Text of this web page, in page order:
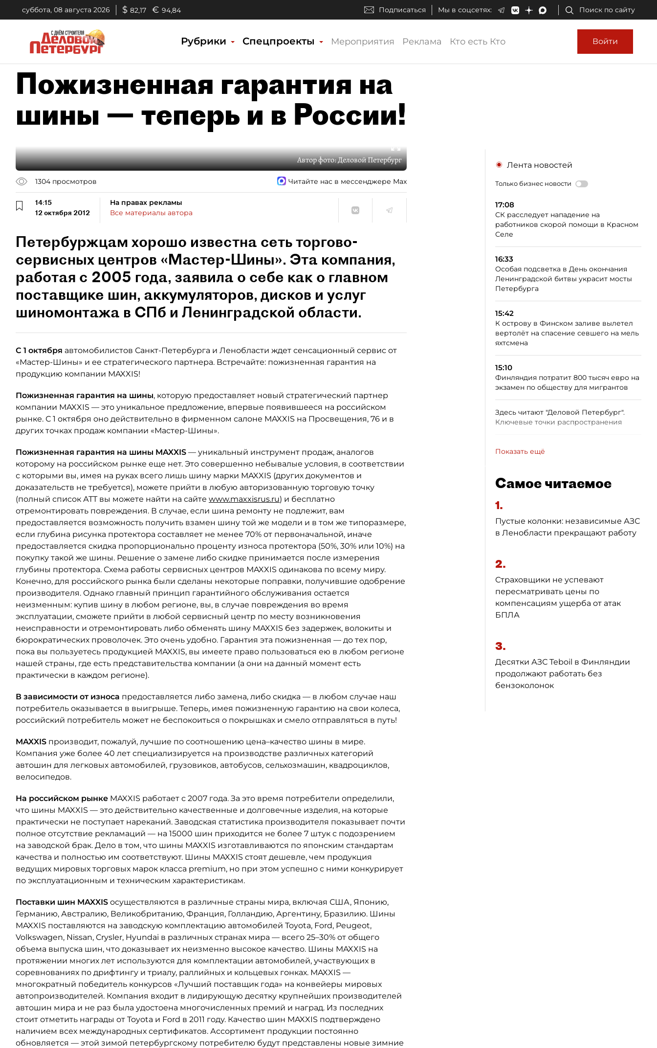
суббота, 08 августа 2026 $ 82,17 € 94,84 Подписаться Мы в соцсетях: Поиск по сайту
Рубрики Спецпроекты Мероприятия Реклама Кто есть Кто Войти
Пожизненная гарантия на
шины — теперь и в России!
Автор фото:Деловой Петербург
1304 просмотров Читайте нас в мессенджере Max
14:15
12 октября 2012
На правах рекламы
Все материалы автора
Петербуржцам хорошо известна сеть торгово-
сервисных центров «Мастер-Шины». Эта компания,
работая с 2005 года, заявила о себе как о главном
поставщике шин, аккумуляторов, дисков и услуг
шиномонтажа в СПб и Ленинградской области.
С 1 октября автомобилистов Санкт-Петербурга и Ленобласти ждет сенсационный сервис от
«Мастер-Шины» и ее стратегического партнера. Встречайте: пожизненная гарантия на
продукцию компании MAXXIS!
Пожизненная гарантия на шины, которую предоставляет новый стратегический партнер
компании MAXXIS — это уникальное предложение, впервые появившееся на российском
рынке. С 1 октября оно действительно в фирменном салоне MAXXIS на Просвещения, 76 и в
других точках продаж компании «Мастер-Шины».
Пожизненная гарантия на шины MAXXIS — уникальный инструмент продаж, аналогов
которому на российском рынке еще нет. Это совершенно небывалые условия, в соответствии
с которыми вы, имея на руках всего лишь шину марки MAXXIS (других документов и
доказательств не требуется), можете прийти в любую авторизованную торговую точку
(полный список АТТ вы можете найти на сайте www.maxxisrus.ru) и бесплатно
отремонтировать повреждения. В случае, если шина ремонту не подлежит, вам
предоставляется возможность получить взамен шину той же модели и в том же типоразмере,
если глубина рисунка протектора составляет не менее 70% от первоначальной, иначе
предоставляется скидка пропорционально проценту износа протектора (50%, 30% или 10%) на
покупку такой же шины. Решение о замене либо скидке принимается после измерения
глубины протектора. Схема работы сервисных центров MAXXIS одинакова по всему миру.
Конечно, для российского рынка были сделаны некоторые поправки, получившие одобрение
производителя. Однако главный принцип гарантийного обслуживания остается
неизменным: купив шину в любом регионе, вы, в случае повреждения во время
эксплуатации, сможете прийти в любой сервисный центр по месту возникновения
неисправности и отремонтировать либо обменять шину MAXXIS без задержек, волокиты и
бюрократических проволочек. Это очень удобно. Гарантия эта пожизненная — до тех пор,
пока вы пользуетесь продукцией MAXXIS, вы имеете право пользоваться ею в любом регионе
нашей страны, где есть представительства компании (а они на данный момент есть
практически в каждом регионе).
В зависимости от износа предоставляется либо замена, либо скидка — в любом случае наш
потребитель оказывается в выигрыше. Теперь, имея пожизненную гарантию на свои колеса,
российский потребитель может не беспокоиться о покрышках и смело отправляться в путь!
MAXXIS производит, пожалуй, лучшие по соотношению цена–качество шины в мире.
Компания уже более 40 лет специализируется на производстве различных категорий
автошин для легковых автомобилей, грузовиков, автобусов, сельхозмашин, квадроциклов,
велосипедов.
На российском рынке MAXXIS работает с 2007 года. За это время потребители определили,
что шины MAXXIS — это действительно качественные и долговечные изделия, на которые
практически не поступает нареканий. Заводская статистика производителя показывает почти
полное отсутствие рекламаций — на 15000 шин приходится не более 7 штук с подозрением
на заводской брак. Дело в том, что шины MAXXIS изготавливаются по японским стандартам
качества и полностью им соответствуют. Шины MAXXIS стоят дешевле, чем продукция
ведущих мировых торговых марок класса premium, но при этом успешно с ними конкурирует
по эксплуатационным и техническим характеристикам.
Поставки шин MAXXIS осуществляются в различные страны мира, включая США, Японию,
Германию, Австралию, Великобританию, Франция, Голландию, Аргентину, Бразилию. Шины
MAXXIS поставляются на заводскую комплектацию автомобилей Toyota, Ford, Peugeot,
Volkswagen, Nissan, Crysler, Hyundai в различных странах мира — всего 25–30% от общего
объема выпуска шин, что доказывает их неизменно высокое качество. Шины MAXXIS на
протяжении многих лет используются для комплектации автомобилей, участвующих в
соревнованиях по дрифтингу и триалу, раллийных и кольцевых гонках. MAXXIS —
многократный победитель конкурсов «Лучший поставщик года» на конвейеры мировых
автопроизводителей. Компания входит в лидирующую десятку крупнейших производителей
автошин мира и не раз была удостоена многочисленных премий и наград. Из последних
стоит отметить награды от Toyota и Ford в 2011 году. Качество шин MAXXIS подтверждено
наличием всех международных сертификатов. Ассортимент продукции постоянно
обновляется — этой зимой петербургскому потребителю будут представлены новые зимние
Лента новостей
Только бизнес новости
17:08
СК расследует нападение на
работников скорой помощи в Красном
Селе
16:33
Особая подсветка в День окончания
Ленинградской битвы украсит мосты
Петербурга
15:42
К острову в Финском заливе вылетел
вертолёт на спасение севшего на мель
яхтсмена
15:10
Финляндия потратит 800 тысяч евро на
экзамен по обществу для мигрантов
Здесь читают "Деловой Петербург".
Ключевые точки распространения
Показать ещё
Самое читаемое
1.
Пустые колонки: независимые АЗС
в Ленобласти прекращают работу
2.
Страховщики не успевают
пересматривать цены по
компенсациям ущерба от атак
БПЛА
3.
Десятки АЗС Teboil в Финляндии
продолжают работать без
бензоколонок